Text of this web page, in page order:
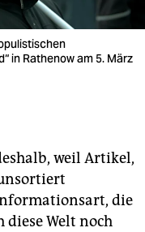
in Rathenow am 5. März
weil Artikel,
die
diese Welt noch